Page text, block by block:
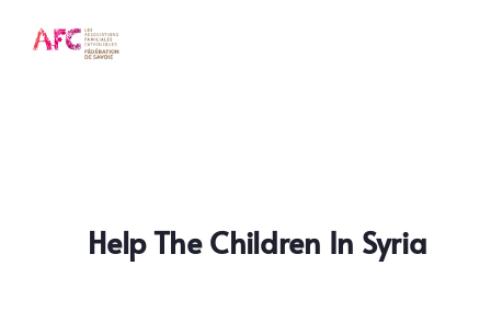
Help The Children In Syria